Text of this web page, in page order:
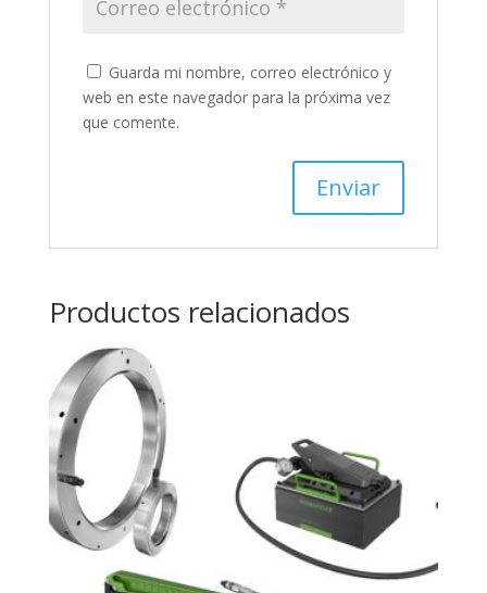
Guarda mi nombre, correo electrónico y
web en este navegador para la próxima vez
que comente.
Productos relacionados